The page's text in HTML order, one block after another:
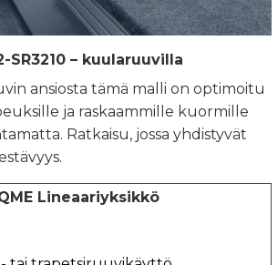
SR3210 – kuularuuvilla
ansiosta tämä malli on optimoitu
ja raskaammille kuormille
Ratkaisu, jossa yhdistyvät
Lineaariyksikkö